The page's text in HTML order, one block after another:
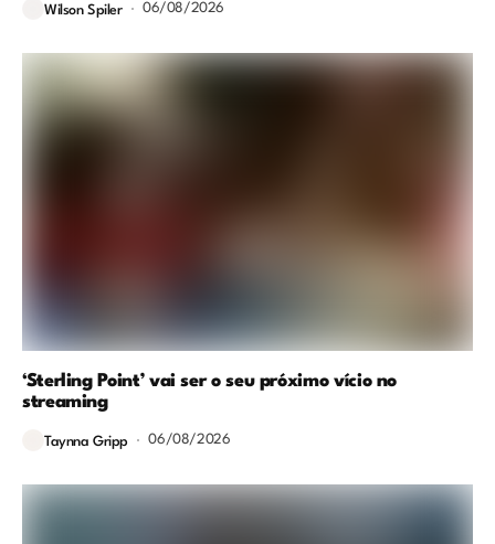
Wilson Spiler 06/08/2026
‘Sterling Point’ vai ser o seu próximo vício no
streaming
Taynna Gripp 06/08/2026